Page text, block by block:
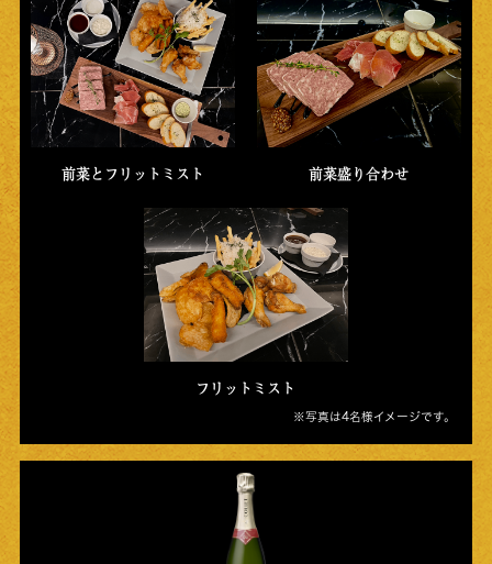
前菜とフリットミスト 前菜盛り合わせ
フリットミスト
※写真は4名様イメージです。